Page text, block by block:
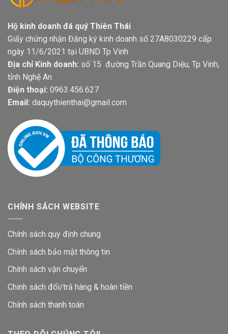
Hộ kinh doanh đá quý Thiên Thái
Giấy chứng nhận Đăng ký kinh doanh số 27A8030229 cấp
ngày 11/6/2021 tại UBND Tp Vinh
Địa chỉ Kinh doanh: số 15 đường Trần Quang Diệu, Tp Vinh,
tỉnh Nghệ An
Điện thoại: 0963.456.627
Email: daquythienthai@gmail.com
CHÍNH SÁCH WEBSITE
Chính sách quy định chung
Chính sách bảo mật thông tin
Chính sách vận chuyển
Chinh sách đổi/trả hàng & hoàn tiền
Chính sách thanh toán